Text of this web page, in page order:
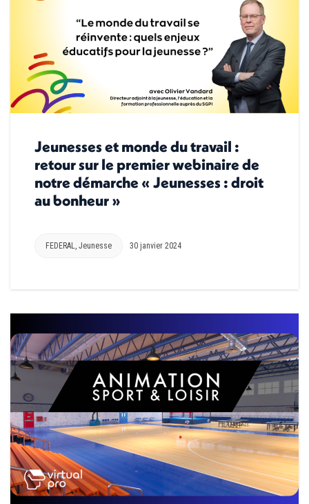
Jeunesses et monde du travail :
retour sur le premier webinaire de
notre démarche « Jeunesses : droit
au bonheur »
FEDERAL, Jeunesse 30 janvier 2024